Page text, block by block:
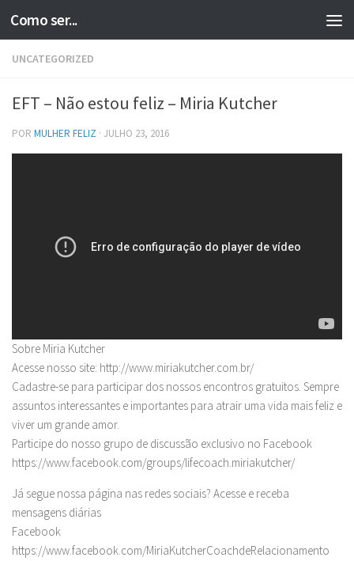
Skip to content
Como ser...
UNCATEGORIZED
EFT – Não estou feliz – Miria Kutcher
POR MULHER FELIZ · JULHO 23, 2016
Sobre Miria Kutcher
Acesse nosso site: http://www.miriakutcher.com.br/
Cadastre-se para participar dos nossos encontros gratuitos. Sempre
assuntos interessantes e importantes para atrair uma vida mais feliz e
viver um grande amor.
Participe do nosso grupo de discussão exclusivo no Facebook
https://www.facebook.com/groups/lifecoach.miriakutcher/
Já segue nossa página nas redes sociais? Acesse e receba
mensagens diárias
Facebook
https://www.facebook.com/MiriaKutcherCoachdeRelacionamento